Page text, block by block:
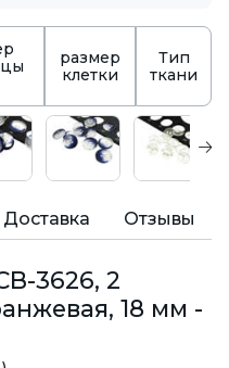
размер
клетки
Тип
ткани
Доставка Отзывы
3626, 2
18 мм -